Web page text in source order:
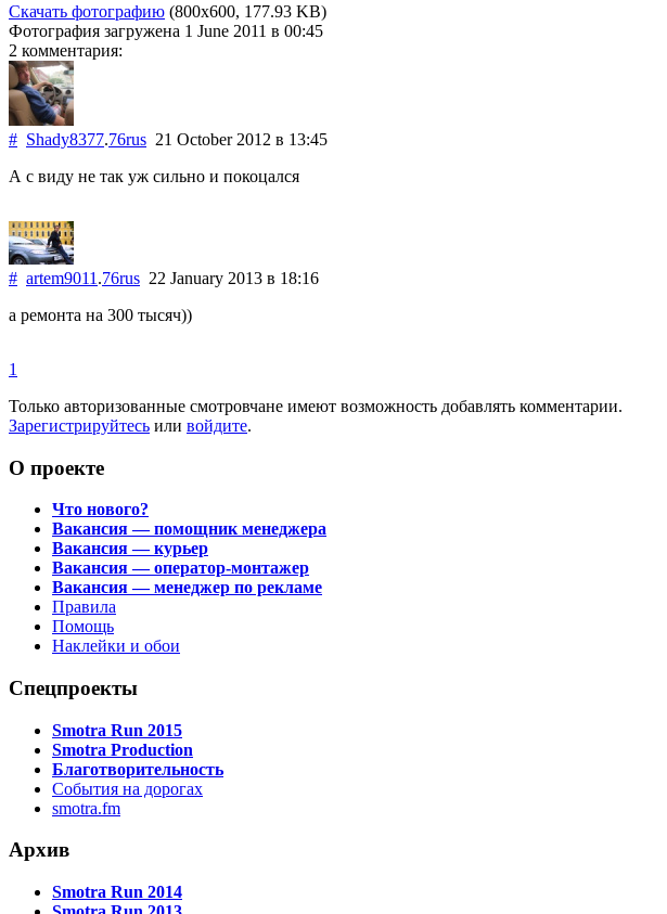
Скачать фотографию (800x600, 177.93 KB)
Фотография загружена 1 June 2011 в 00:45
2 комментария:
# Shady8377.76rus 21 October 2012 в 13:45
А с виду не так уж сильно и покоцался
# artem9011 .76rus 22 January 2013 в 18:16
а ремонта на 300 тысяч))
1
Только авторизованные смотровчане имеют возможность добавлять комментарии.
Зарегистрируйтесь или войдите.
О проекте
Что нового?
Вакансия — помощник менеджера
Вакансия — курьер
Вакансия — оператор-монтажер
Вакансия — менеджер по рекламе
Правила
Помощь
Наклейки и обои
Спецпроекты
Smotra Run 2015
Smotra Production
Благотворительность
События на дорогах
smotra.fm
Архив
Smotra Run 2014